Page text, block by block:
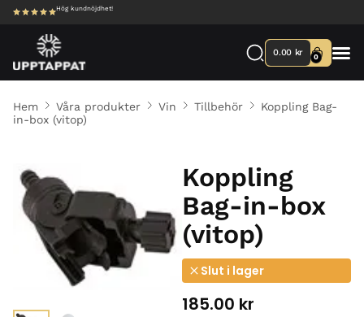
Hög kundnöjdhet!
0.00 kr 0
Hem Våra produkter Vin Tillbehör
Koppling Bag-
in-box (vitop)
Koppling
Bag-in-box
(vitop)
Slut i lager
185.00 kr